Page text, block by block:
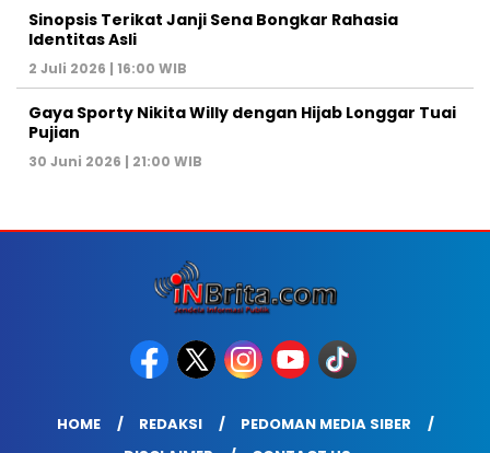
Sinopsis Terikat Janji Sena Bongkar Rahasia
Identitas Asli
2 Juli 2026 | 16:00 WIB
Gaya Sporty Nikita Willy dengan Hijab Longgar Tuai
Pujian
30 Juni 2026 | 21:00 WIB
HOME REDAKSI
PEDOMAN MEDIA SIBER